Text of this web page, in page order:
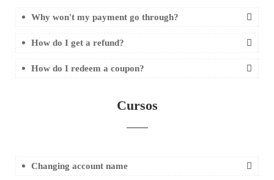
Why won't my payment go through?
How do I get a refund?
How do I redeem a coupon?
Cursos
Changing account name